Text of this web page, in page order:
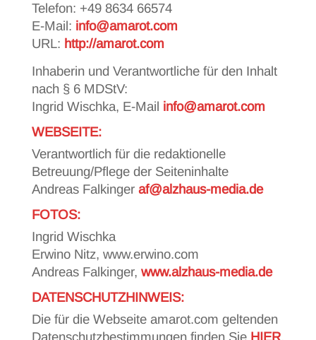
Telefon: +49 8634 66574
E-Mail: info@amarot.com
URL: http://amarot.com
Inhaberin und Verantwortliche für den Inhalt
nach § 6 MDStV:
Ingrid Wischka, E-Mail info@amarot.com
WEBSEITE:
Verantwortlich für die redaktionelle
Betreuung/Pflege der Seiteninhalte
Andreas Falkinger af@alzhaus-media.de
FOTOS:
Ingrid Wischka
Erwino Nitz, www.erwino.com
Andreas Falkinger, www.alzhaus-media.de
DATENSCHUTZHINWEIS:
Die für die Webseite amarot.com geltenden
Datenschutzbestimmungen finden Sie HIER.